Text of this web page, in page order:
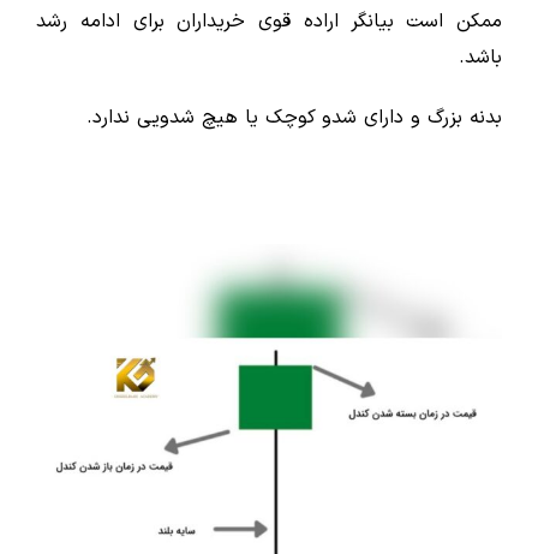
ممکن است بیانگر اراده قوی خریداران برای ادامه رشد
باشد.
بدنه بزرگ و دارای شدو کوچک یا هیچ شدویی ندارد.